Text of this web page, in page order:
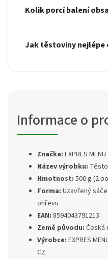
Kolik porcí balení
Jak těstoviny nejlépe
Informace o
Značka: EXPRES MENU
Název výrobku:
Hmotnost: 500 g (2
Forma: Uzavřený
ohřevu
EAN: 8594043791213
Země původu: Česká
Výrobce: EXPRES
CZ